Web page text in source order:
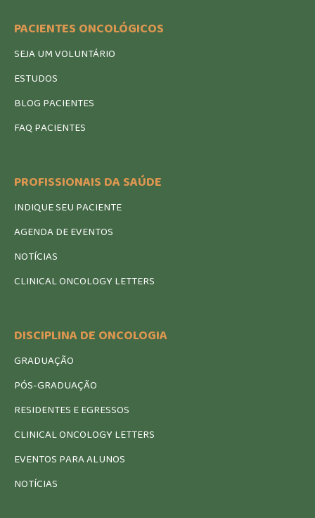
PACIENTES ONCOLÓGICOS
SEJA UM VOLUNTÁRIO
ESTUDOS
BLOG PACIENTES
FAQ PACIENTES
PROFISSIONAIS DA SAÚDE
INDIQUE SEU PACIENTE
AGENDA DE EVENTOS
NOTÍCIAS
CLINICAL ONCOLOGY LETTERS
DISCIPLINA DE ONCOLOGIA
GRADUAÇÃO
PÓS-GRADUAÇÃO
RESIDENTES E EGRESSOS
CLINICAL ONCOLOGY LETTERS
EVENTOS PARA ALUNOS
NOTÍCIAS